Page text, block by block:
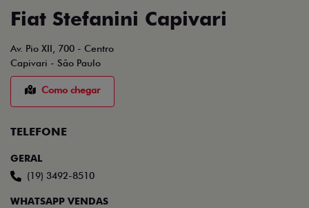
Fiat Stefanini Capivari
Av. Pio XII, 700 - Centro
Capivari - São Paulo
Como chegar
TELEFONE
GERAL
(19) 3492-8510
WHATSAPP VENDAS